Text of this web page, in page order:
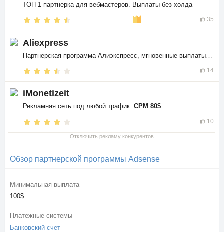
ТОП 1 партнерка для вебмастеров. Выплаты без холда
35
Aliexpress
14
iMonetizeit
Рекламная сеть под любой трафик. CPM 80$
10
Отключить рекламу конкурентов
Обзор партнерской программы Adsense
Минимальная выплата
100$
Платежные системы
Банковский счет